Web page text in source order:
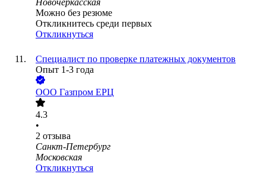
Новочеркасская
Можно без резюме
Откликнитесь среди первых
Откликнуться
Специалист по проверке платежных документов
Опыт 1-3 года
ООО Газпром ЕРЦ
4.3
•
2 отзыва
Санкт-Петербург
Московская
Откликнуться